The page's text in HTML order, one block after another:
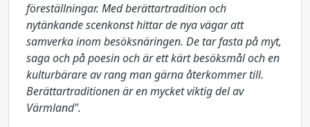
föreställningar. Med berättartradition och
nytänkande scenkonst hittar de nya vägar att
samverka inom besöksnäringen. De tar fasta på myt,
saga och på poesin och är ett kärt besöksmål och en
kulturbärare av rang man gärna återkommer till.
Berättartraditionen är en mycket viktig del av
Värmland".